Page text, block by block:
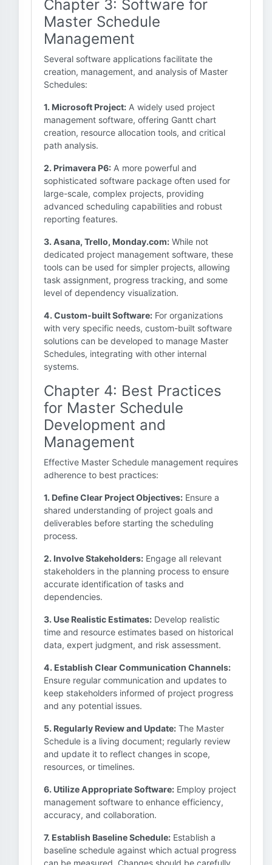
Chapter 3: Software for
Master Schedule
Management
Several software applications facilitate the
creation, management, and analysis of Master
Schedules:
1. Microsoft Project: A widely used project
management software, offering Gantt chart
creation, resource allocation tools, and critical
path analysis.
2. Primavera P6: A more powerful and
sophisticated software package often used for
large-scale, complex projects, providing
advanced scheduling capabilities and robust
reporting features.
3. Asana, Trello, Monday.com: While not
dedicated project management software, these
tools can be used for simpler projects, allowing
task assignment, progress tracking, and some
level of dependency visualization.
4. Custom-built Software: For organizations
with very specific needs, custom-built software
solutions can be developed to manage Master
Schedules, integrating with other internal
systems.
Chapter 4: Best Practices
for Master Schedule
Development and
Management
Effective Master Schedule management requires
adherence to best practices:
1. Define Clear Project Objectives: Ensure a
shared understanding of project goals and
deliverables before starting the scheduling
process.
2. Involve Stakeholders: Engage all relevant
stakeholders in the planning process to ensure
accurate identification of tasks and
dependencies.
3. Use Realistic Estimates: Develop realistic
time and resource estimates based on historical
data, expert judgment, and risk assessment.
4. Establish Clear Communication Channels:
Ensure regular communication and updates to
keep stakeholders informed of project progress
and any potential issues.
5. Regularly Review and Update: The Master
Schedule is a living document; regularly review
and update it to reflect changes in scope,
resources, or timelines.
6. Utilize Appropriate Software: Employ project
management software to enhance efficiency,
accuracy, and collaboration.
7. Establish Baseline Schedule: Establish a
baseline schedule against which actual progress
can be measured. Changes should be carefully